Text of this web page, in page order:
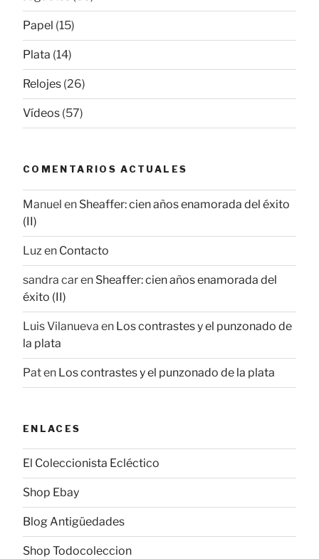
Papel (15)
Plata (14)
Relojes (26)
Vídeos (57)
COMENTARIOS ACTUALES
Manuel en Sheaffer: cien años enamorada del éxito
(II)
Luz en Contacto
sandra caren Sheaffer: cien años enamorada del
éxito (II)
Luis Vilanueva en Los contrastes y el punzonado de
la plata
Paten Los contrastes y el punzonado de la plata
ENLACES
El Coleccionista Ecléctico
Shop Ebay
Blog Antigüedades
Shop Todocoleccion